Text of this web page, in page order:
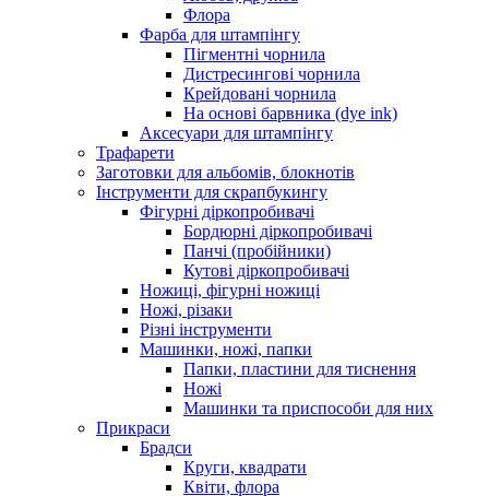
Флора
Фарба для штампінгу
Пігментні чорнила
Дистресингові чорнила
Крейдовані чорнила
На основі барвника (dye ink)
Аксесуари для штампінгу
Трафарети
Заготовки для альбомів, блокнотів
Інструменти для скрапбукингу
Фігурні діркопробивачі
Бордюрні діркопробивачі
Панчі (пробійники)
Кутові діркопробивачі
Ножиці, фігурні ножиці
Ножі, різаки
Різні інструменти
Машинки, ножі, папки
Папки, пластини для тиснення
Ножі
Машинки та приспособи для них
Прикраси
Брадси
Круги, квадрати
Квіти, флора